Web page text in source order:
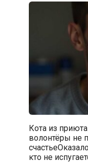
Кота из
волонтёры не
кто не